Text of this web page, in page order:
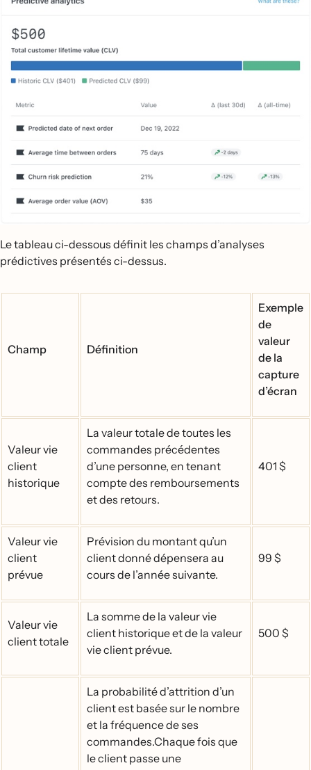
Le tableau ci-dessous définit les champs d’analyses
prédictives présentés ci-dessus.
Champ Définition
Exemple
de
valeur
de la
capture
d’écran
Valeur vie
client
historique
La valeur totale de toutes les
commandes précédentes
d’une personne, en tenant
compte des remboursements
et des retours.
401 $
Valeur vie
client
prévue
Prévision du montant qu’un
client donné dépensera au
cours de l’année suivante.
99 $
Valeur vie
client totale
La somme de la valeur vie
client historique et de la valeur
vie client prévue.
500 $
La probabilité d’attrition d’un
client est basée sur le nombre
et la fréquence de ses
commandes.Chaque fois que
le client passe une